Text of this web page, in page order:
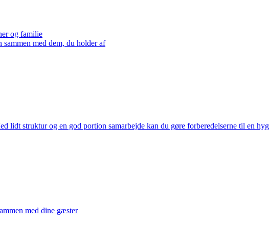
og familie
med dem, du holder af
lidt struktur og en god portion samarbejde kan du gøre forberedelserne til en
med dine gæster